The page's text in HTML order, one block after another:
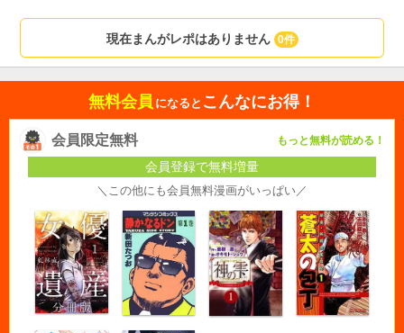
現在まんがレポはありません 0件
無料会員 になると こんなにお得！
会員限定無料 もっと無料が読める！
会員登録で無料増量
＼この他にも会員無料漫画がいっぱい／